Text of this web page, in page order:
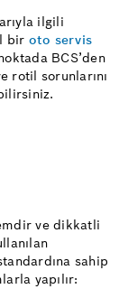
ilgili
bir oto servis
BCS’den
rotil sorunlarını
ve dikkatli
sahip
yapılır: